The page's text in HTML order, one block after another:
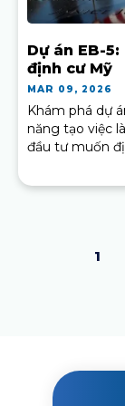
Dự án EB-
định cư Mỹ
MAR 09, 2026
Khám phá dự
năng tạo việc
đầu tư muốn
1